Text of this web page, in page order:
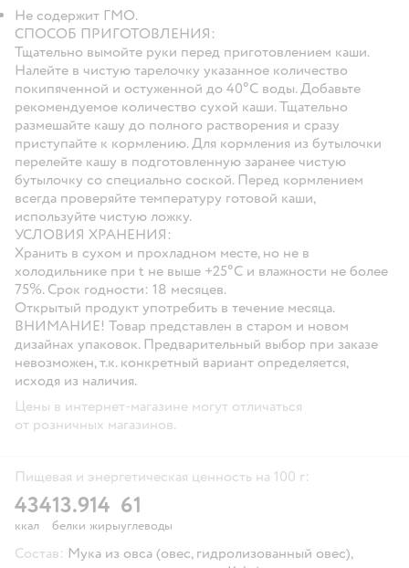
Не содержит ГМО.
СПОСОБ ПРИГОТОВЛЕНИЯ:
Тщательно вымойте руки перед приготовлением каши.
Налейте в чистую тарелочку указанное количество
покипяченной и остуженной до 40°С воды. Добавьте
рекомендуемое количество сухой каши. Тщательно
размешайте кашу до полного растворения и сразу
приступайте к кормлению. Для кормления из бутылочки
перелейте кашу в подготовленную заранее чистую
бутылочку со специально соской. Перед кормлением
всегда проверяйте температуру готовой каши,
используйте чистую ложку.
УСЛОВИЯ ХРАНЕНИЯ:
Хранить в сухом и прохладном месте, но не в
холодильнике при t не выше +25°С и влажности не более
75%. Срок годности: 18 месяцев.
Открытый продукт употребить в течение месяца.
ВНИМАНИЕ! Товар представлен в старом и новом
дизайнах упаковок. Предварительный выбор при заказе
невозможен, т.к. конкретный вариант определяется,
исходя из наличия.
Цены в интернет-магазине могут отличаться
от розничных магазинов.
Пищевая и энергетическая ценность на 100 г:
434
ккал
13.9
белки
14
жиры
61
углеводы
Состав: Мука из овса (овес, гидролизованный овес),